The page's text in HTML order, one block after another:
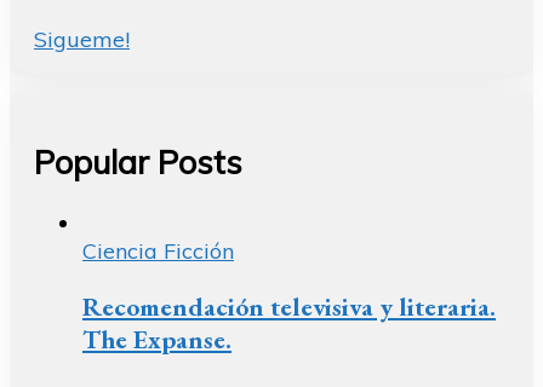
Sigueme!
Popular Posts
Ciencia Ficción
Recomendación televisiva y literaria.
The Expanse.